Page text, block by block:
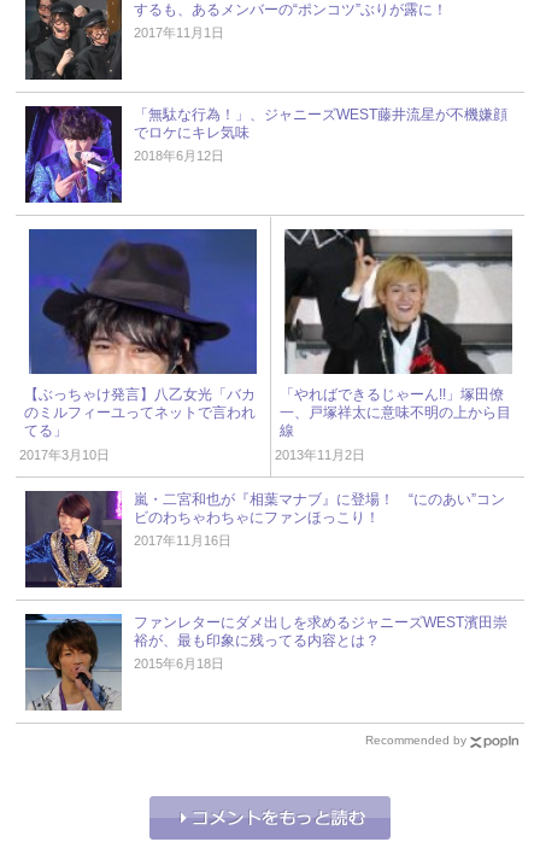
するも、あるメンバーの“ポンコツ”ぶりが露に！
2017年11月1日
「無駄な行為！」、ジャニーズWEST藤井流星が不機嫌顔
でロケにキレ気味
2018年6月12日
【ぶっちゃけ発言】八乙女光「バカ
のミルフィーユってネットで言われ
てる」
2017年3月10日
「やればできるじゃーん!!」塚田僚
一、戸塚祥太に意味不明の上から目
線
2013年11月2日
嵐・二宮和也が『相葉マナブ』に登場！ “にのあい”コン
ビのわちゃわちゃにファンほっこり！
2017年11月16日
ファンレターにダメ出しを求めるジャニーズWEST濱田崇
裕が、最も印象に残ってる内容とは？
2015年6月18日
Recommended by